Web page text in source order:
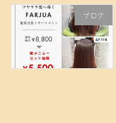
ブログ